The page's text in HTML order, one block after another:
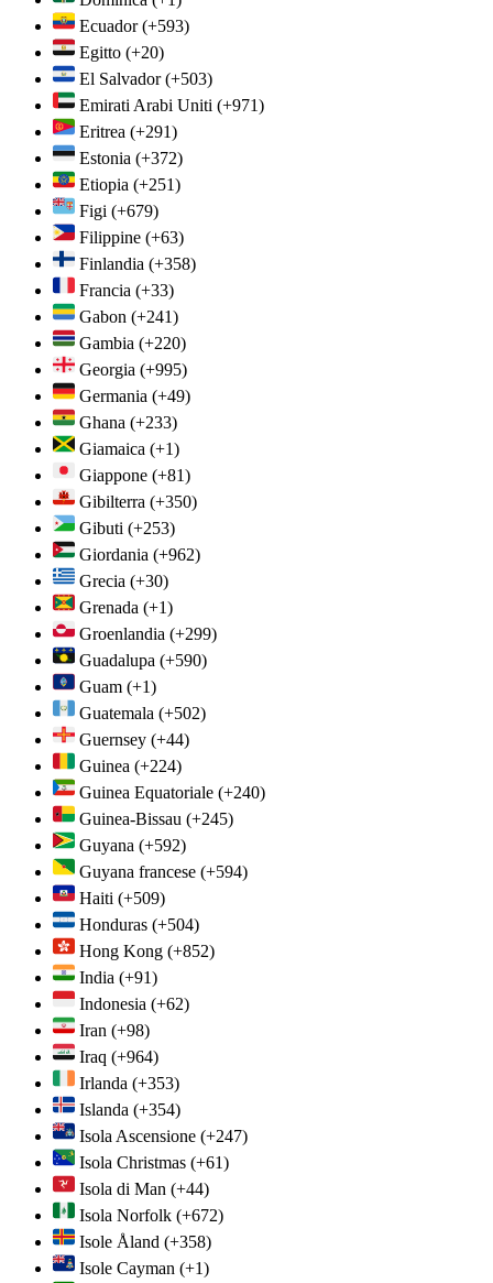
Ecuador (+593)
Egitto (+20)
El Salvador (+503)
Emirati Arabi Uniti (+971)
Eritrea (+291)
Estonia (+372)
Etiopia (+251)
Figi (+679)
Filippine (+63)
Finlandia (+358)
Francia (+33)
Gabon (+241)
Gambia (+220)
Georgia (+995)
Germania (+49)
Ghana (+233)
Giamaica (+1)
Giappone (+81)
Gibilterra (+350)
Gibuti (+253)
Giordania (+962)
Grecia (+30)
Grenada (+1)
Groenlandia (+299)
Guadalupa (+590)
Guam (+1)
Guatemala (+502)
Guernsey (+44)
Guinea (+224)
Guinea Equatoriale (+240)
Guinea-Bissau (+245)
Guyana (+592)
Guyana francese (+594)
Haiti (+509)
Honduras (+504)
Hong Kong (+852)
India (+91)
Indonesia (+62)
Iran (+98)
Iraq (+964)
Irlanda (+353)
Islanda (+354)
Isola Ascensione (+247)
Isola Christmas (+61)
Isola di Man (+44)
Isola Norfolk (+672)
Isole Åland (+358)
Isole Cayman (+1)